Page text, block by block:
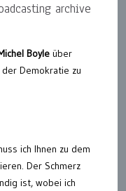
archive
Boyle über
Demokratie zu
ich Ihnen zu dem
Der Schmerz
ist, wobei ich